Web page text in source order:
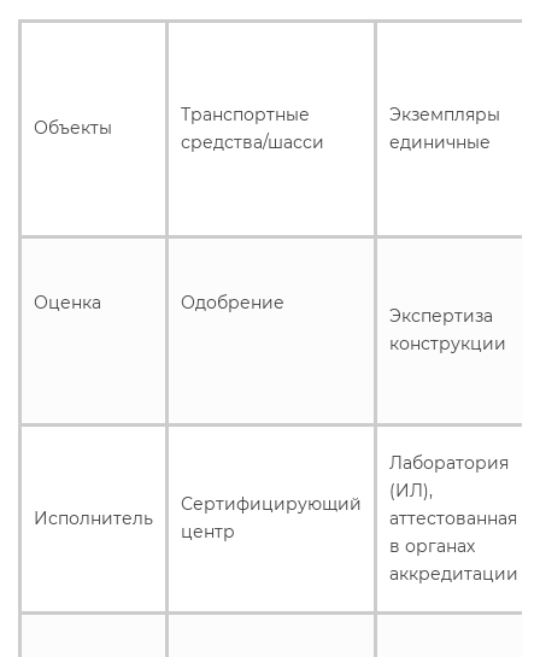
Объекты
Транспортные
средства/шасси
Экземпляры
единичные
Оценка Одобрение
Экспертиза
конструкции
Исполнитель
Сертифицирующий
центр
Лаборатория
(ИЛ),
аттестованная
в органах
аккредитации